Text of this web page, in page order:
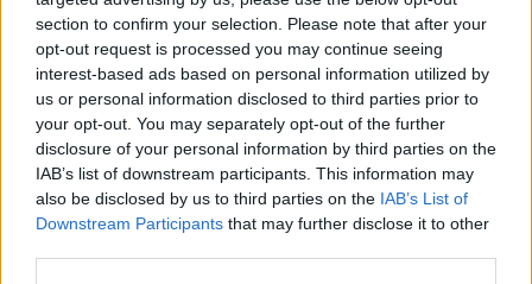
section to confirm your selection. Please note that after your
opt-out request is processed you may continue seeing
interest-based ads based on personal information utilized by
us or personal information disclosed to third parties prior to
your opt-out. You may separately opt-out of the further
disclosure of your personal information by third parties on the
IAB’s list of downstream participants. This information may
also be disclosed by us to third parties on the IAB’s List of
Downstream Participants that may further disclose it to other
Brak miesiączki
Jestem po poronieniu i brałam profilaktycznie
doxycycline i w tym samym miesiącu dostalam
zapalenie pęcherza moczowego i brałam też
furaginum i witaminę c , nie dostałam okresu od
10 dni ,ciąża wykluczona beta HCG
przedwczoraj 0,2 a na wizycie u ginekologa
usłyszałam tylko że on nic tu nie widzi i że
Forum:
Ginekologia - forum dla rodziny i
pacjentki
POWIĄZANE